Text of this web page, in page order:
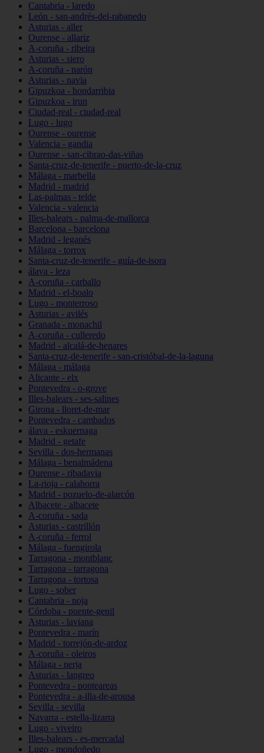
Cantabria - laredo
León - san-andrés-del-rabanedo
Asturias - aller
Ourense - allariz
A-coruña - ribeira
Asturias - siero
A-coruña - narón
Asturias - navia
Gipuzkoa - hondarribia
Gipuzkoa - irun
Ciudad-real - ciudad-real
Lugo - lugo
Ourense - ourense
Valencia - gandia
Ourense - san-cibrao-das-viñas
Santa-cruz-de-tenerife - puerto-de-la-cruz
Málaga - marbella
Madrid - madrid
Las-palmas - telde
Valencia - valencia
Illes-balears - palma-de-mallorca
Barcelona - barcelona
Madrid - leganés
Málaga - torrox
Santa-cruz-de-tenerife - guía-de-isora
álava - leza
A-coruña - carballo
Madrid - el-boalo
Lugo - monterroso
Asturias - avilés
Granada - monachil
A-coruña - culleredo
Madrid - alcalá-de-henares
Santa-cruz-de-tenerife - san-cristóbal-de-la-laguna
Málaga - málaga
Alicante - elx
Pontevedra - o-grove
Illes-balears - ses-salines
Girona - lloret-de-mar
Pontevedra - cambados
álava - eskuernaga
Madrid - getafe
Sevilla - dos-hermanas
Málaga - benalmádena
Ourense - ribadavia
La-rioja - calahorra
Madrid - pozuelo-de-alarcón
Albacete - albacete
A-coruña - sada
Asturias - castrillón
A-coruña - ferrol
Málaga - fuengirola
Tarragona - montblanc
Tarragona - tarragona
Tarragona - tortosa
Lugo - sober
Cantabria - noja
Córdoba - puente-genil
Asturias - laviana
Pontevedra - marín
Madrid - torrejón-de-ardoz
A-coruña - oleiros
Málaga - nerja
Asturias - langreo
Pontevedra - ponteareas
Pontevedra - a-illa-de-arousa
Sevilla - sevilla
Navarra - estella-lizarra
Lugo - viveiro
Illes-balears - es-mercadal
Lugo - mondoñedo